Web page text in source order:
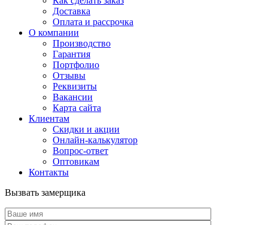
Доставка
Оплата и рассрочка
О компании
Производство
Гарантия
Портфолио
Отзывы
Реквизиты
Вакансии
Карта сайта
Клиентам
Скидки и акции
Онлайн-калькулятор
Вопрос-ответ
Оптовикам
Контакты
Вызвать замерщика